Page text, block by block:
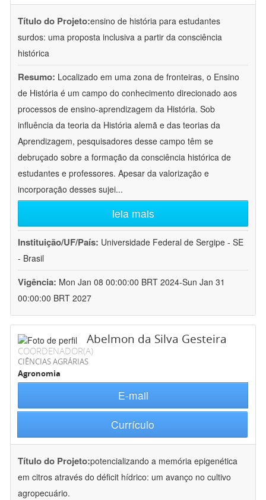
Título do Projeto:ensino de história para estudantes
surdos: uma proposta inclusiva a partir da consciência
histórica
Resumo: Localizado em uma zona de fronteiras, o Ensino
de História é um campo do conhecimento direcionado aos
processos de ensino-aprendizagem da História. Sob
influência da teoria da História alemã e das teorias da
Aprendizagem, pesquisadores desse campo têm se
debruçado sobre a formação da consciência histórica de
estudantes e professores. Apesar da valorização e
incorporação desses sujei...
leia mais
Instituição/UF/País: Universidade Federal de Sergipe - SE
- Brasil
Vigência: Mon Jan 08 00:00:00 BRT 2024-Sun Jan 31
00:00:00 BRT 2027
Abelmon da Silva Gesteira
COORDENADOR(A)
CIÊNCIAS AGRÁRIAS
Agronomia
E-mail
Currículo
Título do Projeto:potencializando a memória epigenética
em citros através do déficit hídrico: um avanço no cultivo
agropecuário.